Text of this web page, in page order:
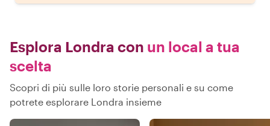
Esplora Londra con un local a tua
scelta
Scopri di più sulle loro storie personali e su come
potrete esplorare Londra insieme